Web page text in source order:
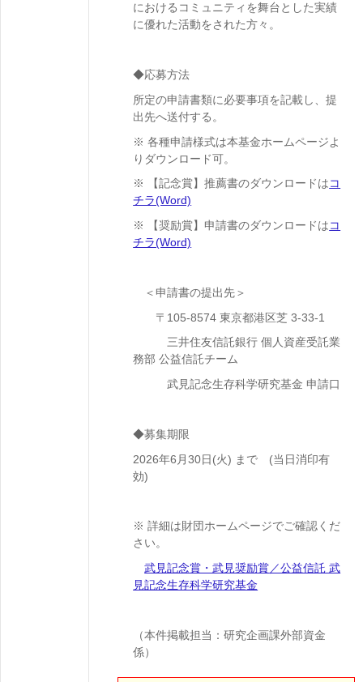
におけるコミュニティを舞台とした実績
に優れた活動をされた方々。
◆応募方法
所定の申請書類に必要事項を記載し、提
出先へ送付する。
※ 各種申請様式は本基金ホームページよ
りダウンロード可。
※ 【記念賞】推薦書のダウンロードはコ
チラ(Word)
※ 【奨励賞】申請書のダウンロードはコ
チラ(Word)
＜申請書の提出先＞
〒105-8574 東京都港区芝 3-33-1
三井住友信託銀行 個人資産受託業
務部 公益信託チーム
武見記念生存科学研究基金 申請口
◆募集期限
2026年6月30日(火) まで (当日消印有
効)
※ 詳細は財団ホームページでご確認くだ
さい。
武見記念賞・武見奨励賞／公益信託 武
見記念生存科学研究基金
（本件掲載担当：研究企画課外部資金
係）